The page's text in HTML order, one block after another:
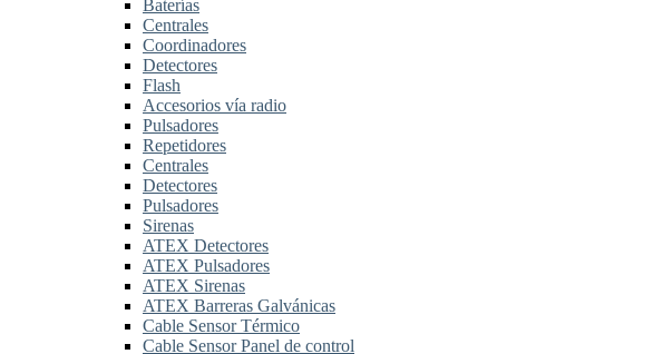
Baterías
Centrales
Coordinadores
Detectores
Flash
Accesorios vía radio
Pulsadores
Repetidores
Centrales
Detectores
Pulsadores
Sirenas
ATEX Detectores
ATEX Pulsadores
ATEX Sirenas
ATEX Barreras Galvánicas
Cable Sensor Térmico
Cable Sensor Panel de control